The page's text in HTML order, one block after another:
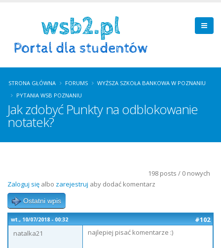
STRONA GŁÓWNA FORUMS
WYŻSZA SZKOŁA BANKOWA W POZNANIU
PYTANIA WSB POZNANIU
Jak zdobyć Punkty na odblokowanie
notatek?
198 posts / 0 nowych
Zaloguj się albo zarejestruj aby dodać komentarz
Ostatni wpis
wt., 10/07/2018 - 00:32
#102
natalka21
najlepiej pisać komentarze :)